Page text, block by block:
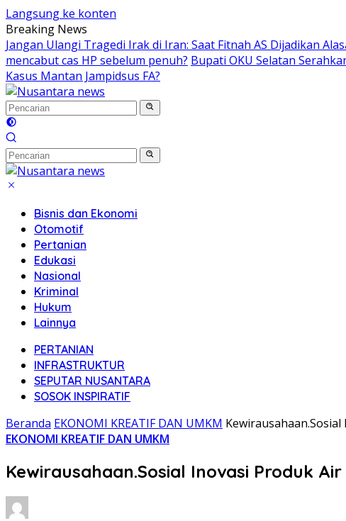
Langsung ke konten
Breaking News
Jangan Ulangi Tragedi Irak di Iran: Saat Fitnah AS Dijadikan
mencabut cas HP sebelum penuh? Bupati OKU Selatan
Kasus Mantan Jampidsus FA?
Bisnis dan Ekonomi
Otomotif
Pertanian
Edukasi
Nasional
Kriminal
Hukum
Lainnya
PERTANIAN
INFRASTRUKTUR
SEPUTAR NUSANTARA
SOSOK INSPIRATIF
Beranda EKONOMI KREATIF DAN UMKM
EKONOMI KREATIF DAN UMKM
Kewirausahaan.Sosial Inovasi Produk